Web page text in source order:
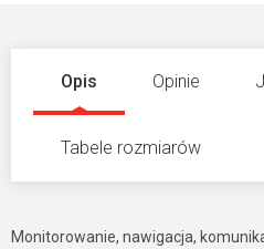
Opis Opinie
Tabele rozmiarów
Monitorowanie, nawigacja,